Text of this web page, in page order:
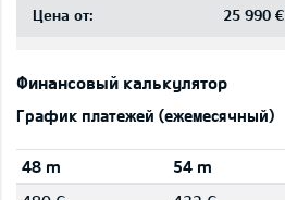
Цена от: 25 990 €
Финансовый калькулятор
График платежей (ежемесячный)
48 m 54 m